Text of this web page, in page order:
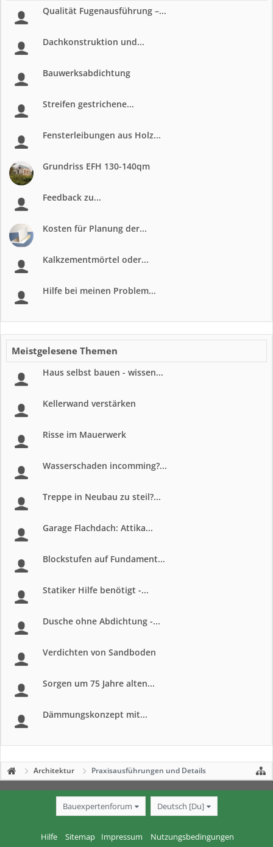
Qualität Fugenausführung –...
Dachkonstruktion und...
Bauwerksabdichtung
Streifen gestrichene...
Fensterleibungen aus Holz...
Grundriss EFH 130-140qm
Feedback zu...
Kosten für Planung der...
Kalkzementmörtel oder...
Hilfe bei meinen Problem...
Meistgelesene Themen
Haus selbst bauen - wissen...
Kellerwand verstärken
Risse im Mauerwerk
Wasserschaden incomming?...
Treppe in Neubau zu steil?...
Garage Flachdach: Attika...
Blockstufen auf Fundament...
Statiker Hilfe benötigt -...
Dusche ohne Abdichtung -...
Verdichten von Sandboden
Sorgen um 75 Jahre alten...
Dämmungskonzept mit...
Architektur Praxisausführungen und Details
Bauexpertenforum Deutsch [Du]
Hilfe Sitemap Impressum Nutzungsbedingungen